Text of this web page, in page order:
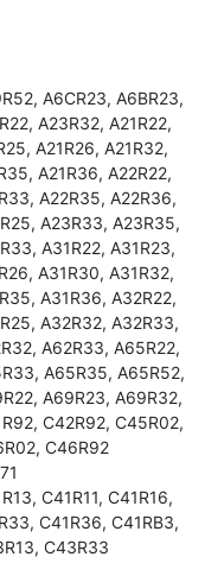
А6СR23, А6ВR23,
А23R32, А21R22,
А21R26, А21R32,
А21R36, А22R22,
А22R35, А22R36,
А23R33, А23R35,
А31R22, А31R23,
А31R30, А31R32,
А31R36, А32R22,
А32R32, А32R33,
А62R33, А65R22,
А65R35, А65R52,
А69R23, А69R32,
С42R92, С45R02,
С46R92
С41R11, С41R16,
С41R36, С41RВ3,
С43R33